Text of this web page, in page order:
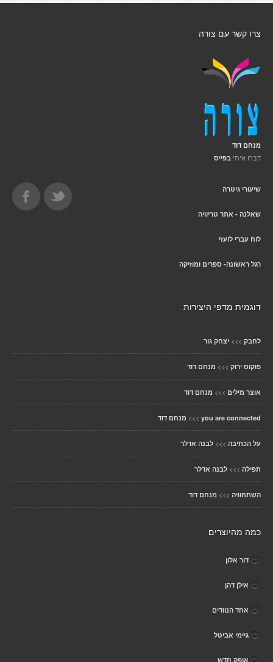
צרו קשר עם צורה
מנחם דוד
דברו איתי בפייס
שיעורי גיטרה
שאלנה - אתר טריוויה
לוח עברי לועזי
רגל ראשונה- ספרים ומוזיקה
דוגמית מדפי היצירות
לחבק >>> יצחק גור
פוקוס ירוק >>> מנחם דוד
אוצר מילים >>> מנחם דוד
you are connected
>>> מנחם דוד
על הכתיבה >>> לבנה אדלר
תפילה >>> לבנה אדלר
השתחוויה >>> מנחם דוד
כמה מהיוצרים
דור אלון
אילן דהן
אחד הנוודים
גיימי אביטל
אופק חדש